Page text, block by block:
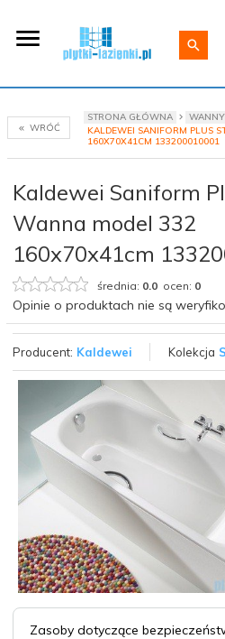
WRÓĆ
STRONA GŁÓWNA WANNY
KALDEWEI SANIFORM PLUS
160X70X41CM 133200010001
Producent: Kaldewei Kolekcja
Zasoby dotyczące
Kaldewei Saniform
Wanna model 332
160x70x41cm
średnia: 0.0 ocen: 0
Opinie o produktach nie są